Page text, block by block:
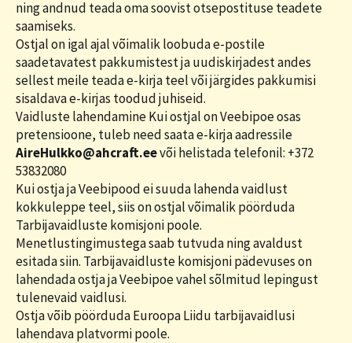
ning andnud teada oma soovist otsepostituse teadete
saamiseks.
Ostjal on igal ajal võimalik loobuda e-postile
saadetavatest pakkumistest ja uudiskirjadest andes
sellest meile teada e-kirja teel või järgides pakkumisi
sisaldava e-kirjas toodud juhiseid.
Vaidluste lahendamine Kui ostjal on Veebipoe osas
pretensioone, tuleb need saata e-kirja aadressile
AireHulkko@ahcraft.eevõi helistada telefonil: +372
53832080
Kui ostja ja Veebipood ei suuda lahenda vaidlust
kokkuleppe teel, siis on ostjal võimalik pöörduda
Tarbijavaidluste komisjoni poole.
Menetlustingimustega saab tutvuda ning avaldust
esitada siin. Tarbijavaidluste komisjoni pädevuses on
lahendada ostja ja Veebipoe vahel sõlmitud lepingust
tulenevaid vaidlusi.
Ostja võib pöörduda Euroopa Liidu tarbijavaidlusi
lahendava platvormi poole.